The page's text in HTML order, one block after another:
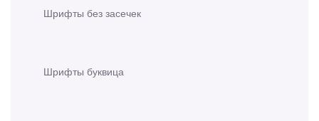
Шрифты без засечек
Шрифты буквица